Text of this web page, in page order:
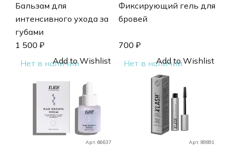
Бальзам для
интенсивного ухода за
губами
1 500 ₽
Фиксирующий гель для
бровей
700 ₽
Нет в наличии
Арт. 66637
Add to Wishlist Нет в наличии
Арт. 89891
Add to Wishlist